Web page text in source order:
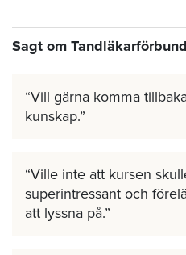
Sagt om
Vill gärna komma
kunskap.
Ville inte att kursen
superintressant och
att lyssna på.